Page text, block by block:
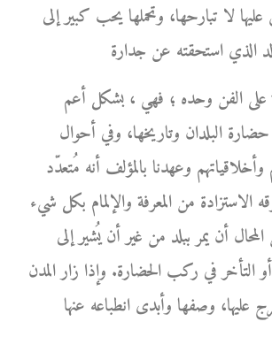
لا تبارحها، وتحملها يحب كبير إلى
على الفن وحده ؛ فهي ، بشكل أعم
البلدان وتاريخها، وفي أحوال
وعهدنا بالمؤلف أنه مُتعدّد
الاستزادة من المعرفة والإلمام بكل شيء
أن يمر ببلد من غير أن يُشير إلى
التأخر في ركب الحضارة. وإذا زار المدن